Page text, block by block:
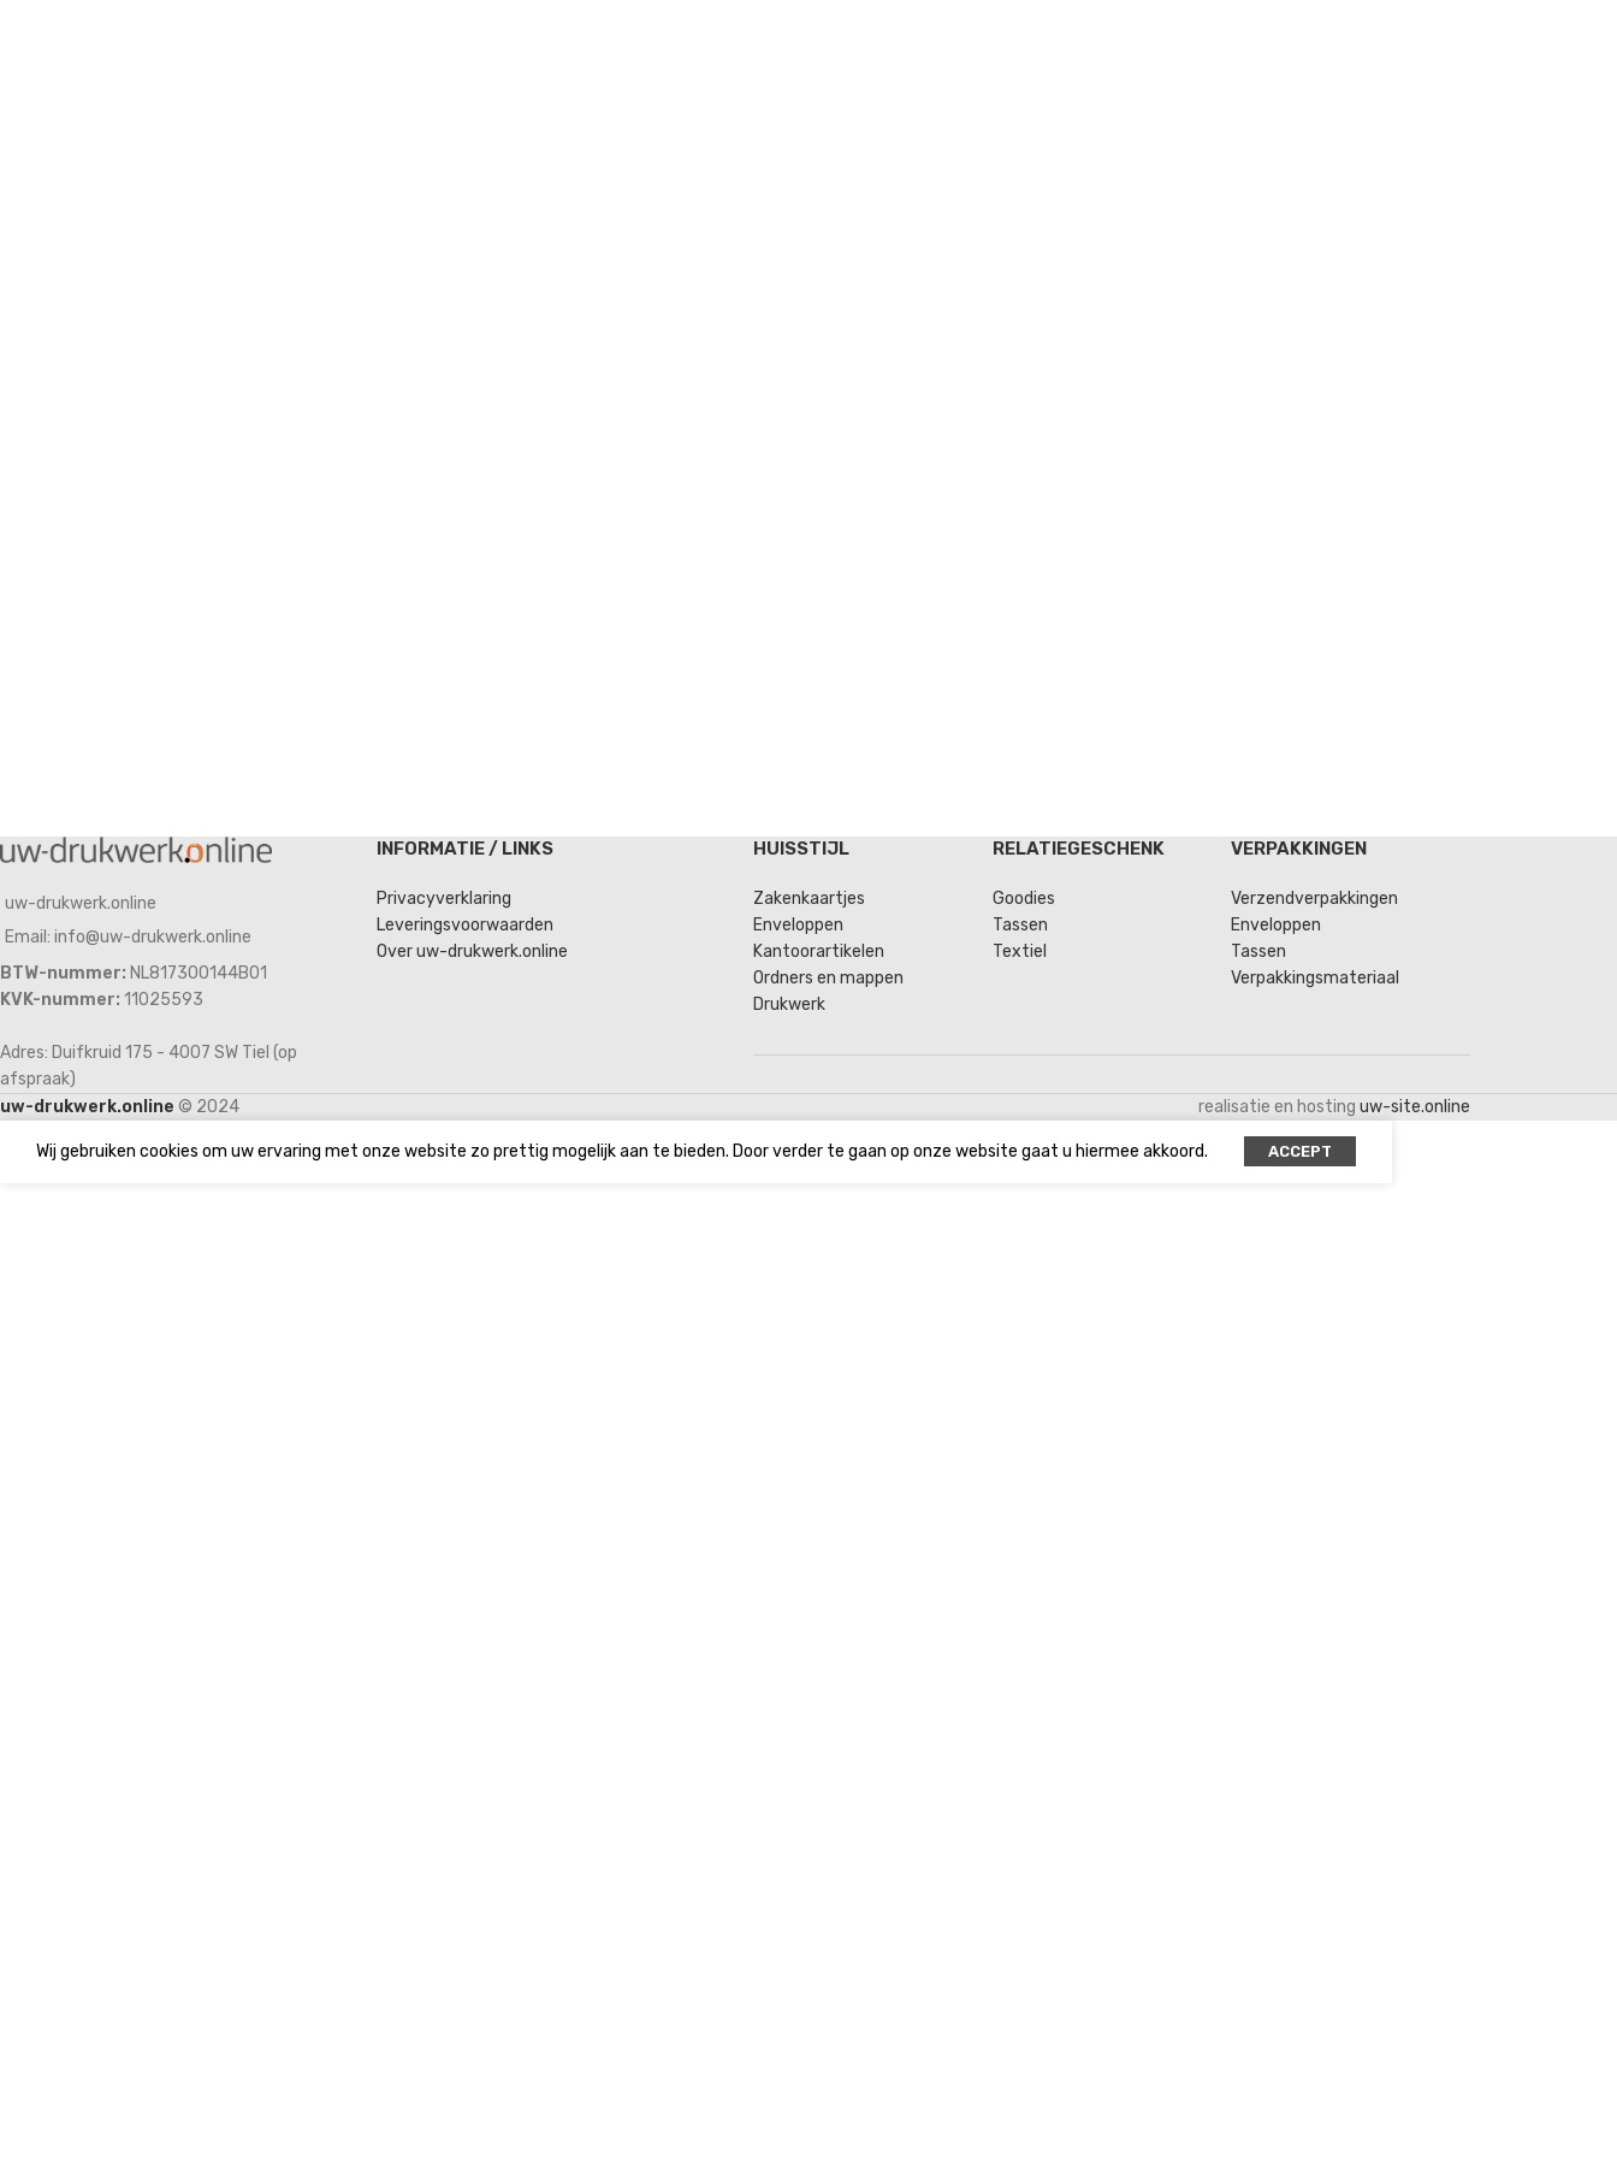
uw-drukwerk.online
Email: info@uw-drukwerk.online
BTW-nummer: NL817300144B01
KVK-nummer: 11025593
Adres: Duifkruid 175 - 4007 SW Tiel (op
afspraak)
INFORMATIE / LINKS
Privacyverklaring
Leveringsvoorwaarden
Over uw-drukwerk.online
HUISSTIJL
Zakenkaartjes
Enveloppen
Kantoorartikelen
Ordners en mappen
Drukwerk
RELATIEGESCHENK
Goodies
Tassen
Textiel
VERPAKKINGEN
Verzendverpakkingen
Enveloppen
Tassen
Verpakkingsmateriaal
uw-drukwerk.online © 2024 realisatie en hosting uw-site.online
Wij gebruiken cookies om uw ervaring met onze website zo prettig mogelijk aan te bieden. Door verder te gaan op onze website gaat u hiermee akkoord. ACCEPT